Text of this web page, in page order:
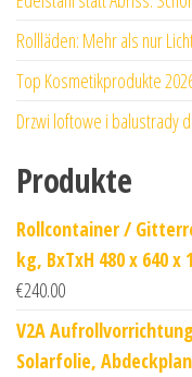
Rollläden: Mehr als nur
Top Kosmetikprodukte
Drzwi loftowe i balustrady
Produkte
Rollcontainer /
kg, BxTxH 480 x 640 x
€240.00
V2A
Solarfolie,